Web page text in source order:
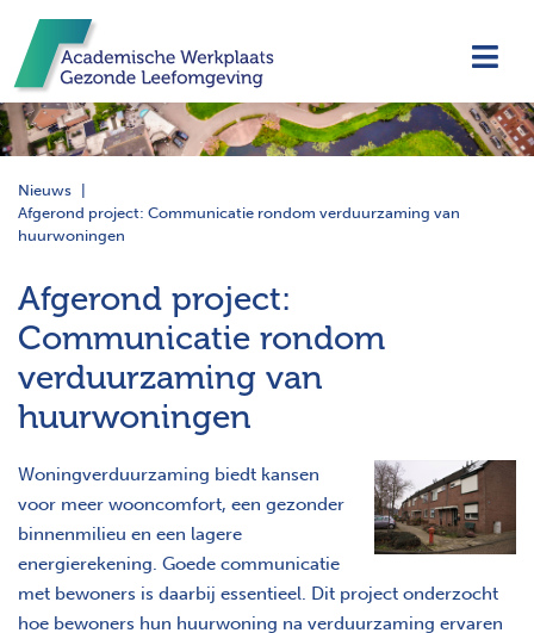
Nieuws
Afgerond project: Communicatie rondom verduurzaming van
huurwoningen
Afgerond project:
Communicatie rondom
verduurzaming van
huurwoningen
Woningverduurzaming biedt kansen
voor meer wooncomfort, een gezonder
binnenmilieu en een lagere
energierekening. Goede communicatie
met bewoners is daarbij essentieel. Dit project onderzocht
hoe bewoners hun huurwoning na verduurzaming ervaren